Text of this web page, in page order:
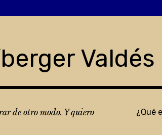
Valdés
de otro modo. Y quiero
¿Qué